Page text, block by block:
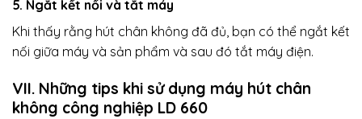
5. Ngắt kết nối và tắt máy
Khi thấy rằng hút chân không đã đủ, bạn có thể ngắt kết
nối giữa máy và sản phẩm và sau đó tắt máy điện.
VII. Những tips khi sử dụng máy hút chân
không công nghiệp LD 660